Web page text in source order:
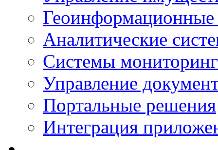
Аналитические
Системы
Управление
Портальные решения
Интеграция